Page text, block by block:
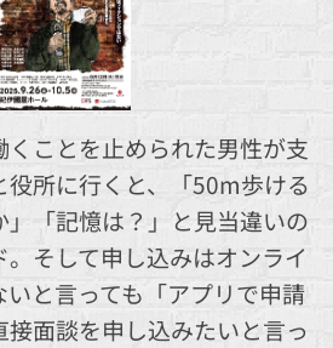
ことを止められた男性が支
所に行くと、「50m歩ける
「記憶は？」と見当違いの
そして申し込みはオンライ
と言っても「アプリで申請
面談を申し込みたいと言っ